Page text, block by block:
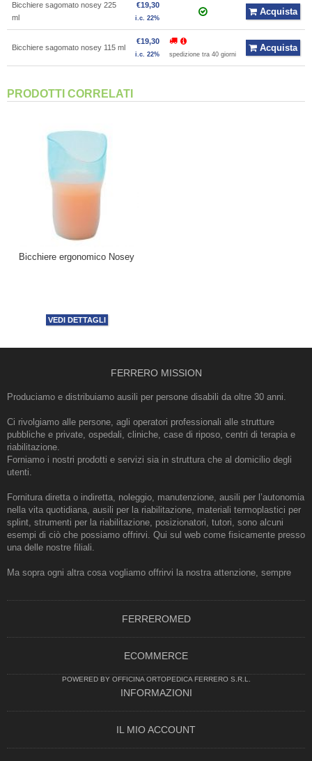
Bicchiere sagomato nosey 225
ml
€19,30
i.c. 22%
Acquista
Bicchiere sagomato nosey 115 ml
€19,30
i.c. 22% spedizione tra 40 giorni
Acquista
PRODOTTI CORRELATI
Bicchiere ergonomico Nosey
VEDI DETTAGLI
FERRERO MISSION
Produciamo e distribuiamo ausili per persone disabili da oltre 30 anni.
Ci rivolgiamo alle persone, agli operatori professionali alle strutture
pubbliche e private, ospedali, cliniche, case di riposo, centri di terapia e
riabilitazione.
Forniamo i nostri prodotti e servizi sia in struttura che al domicilio degli
utenti.
Fornitura diretta o indiretta, noleggio, manutenzione, ausili per l’autonomia
nella vita quotidiana, ausili per la riabilitazione, materiali termoplastici per
splint, strumenti per la riabilitazione, posizionatori, tutori, sono alcuni
esempi di ciò che possiamo offrirvi. Qui sul web come fisicamente presso
una delle nostre filiali.
Ma sopra ogni altra cosa vogliamo offrirvi la nostra attenzione, sempre
FERREROMED
ECOMMERCE
POWERED BY OFFICINA ORTOPEDICA FERRERO S.R.L.
INFORMAZIONI
IL MIO ACCOUNT